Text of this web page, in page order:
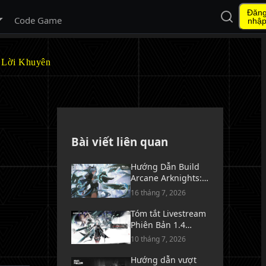
menu con
Code Game
Mở tìm
nhập
Khuyên
Bài viết liên quan
Hướng Dẫn Build
Arcane Arknights:
Endfield - Vũ Khí,
Trang Bị & Đội Hình
16 tháng 7, 2026
Tóm tắt Livestream
Phiên Bản 1.4
Arknights: Endfield
[ Về Nhà ]
10 tháng 7, 2026
Hướng dẫn vượt